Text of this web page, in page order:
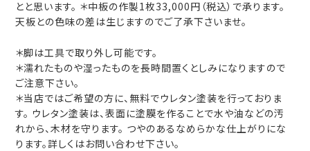
とと思います。 ＊中板の作製1枚33,000円（税込）で承ります。
天板との色味の差は生じますのでご了承下さいませ。
＊脚は工具で取り外し可能です。
＊濡れたものや湿ったものを長時間置くとしみになりますので
ご注意下さい。
＊当店ではご希望の方に、無料でウレタン塗装を行っておりま
す。 ウレタン塗装は、表面に塗膜を作ることで水や油などの汚
れから、木材を守ります。 つやのあるなめらかな仕上がりにな
ります。詳しくはお問い合わせ下さい。